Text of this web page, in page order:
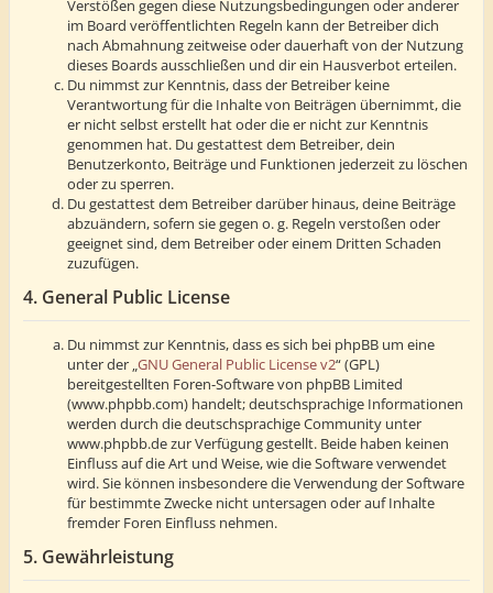
Verstößen gegen diese Nutzungsbedingungen oder anderer
im Board veröffentlichten Regeln kann der Betreiber dich
nach Abmahnung zeitweise oder dauerhaft von der Nutzung
dieses Boards ausschließen und dir ein Hausverbot erteilen.
Du nimmst zur Kenntnis, dass der Betreiber keine
Verantwortung für die Inhalte von Beiträgen übernimmt, die
er nicht selbst erstellt hat oder die er nicht zur Kenntnis
genommen hat. Du gestattest dem Betreiber, dein
Benutzerkonto, Beiträge und Funktionen jederzeit zu löschen
oder zu sperren.
Du gestattest dem Betreiber darüber hinaus, deine Beiträge
abzuändern, sofern sie gegen o. g. Regeln verstoßen oder
geeignet sind, dem Betreiber oder einem Dritten Schaden
zuzufügen.
4. General Public License
Du nimmst zur Kenntnis, dass es sich bei phpBB um eine
unter der „GNU General Public License v2“ (GPL)
bereitgestellten Foren-Software von phpBB Limited
(www.phpbb.com) handelt; deutschsprachige Informationen
werden durch die deutschsprachige Community unter
www.phpbb.de zur Verfügung gestellt. Beide haben keinen
Einfluss auf die Art und Weise, wie die Software verwendet
wird. Sie können insbesondere die Verwendung der Software
für bestimmte Zwecke nicht untersagen oder auf Inhalte
fremder Foren Einfluss nehmen.
5. Gewährleistung